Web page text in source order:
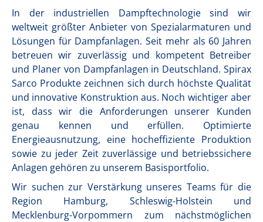
In der industriellen Dampftechnologie sind wir
weltweit größter Anbieter von Spezialarmaturen und
Lösungen für Dampfanlagen. Seit mehr als 60 Jahren
betreuen wir zuverlässig und kompetent Betreiber
und Planer von Dampfanlagen in Deutschland. Spirax
Sarco Produkte zeichnen sich durch höchste Qualität
und innovative Konstruktion aus. Noch wichtiger aber
ist, dass wir die Anforderungen unserer Kunden
genau kennen und erfüllen. Optimierte
Energieausnutzung, eine hocheffiziente Produktion
sowie zu jeder Zeit zuverlässige und betriebssichere
Anlagen gehören zu unserem Basisportfolio.
Wir suchen zur Verstärkung unseres Teams für die
Region Hamburg, Schleswig-Holstein und
Mecklenburg-Vorpommern zum nächstmöglichen